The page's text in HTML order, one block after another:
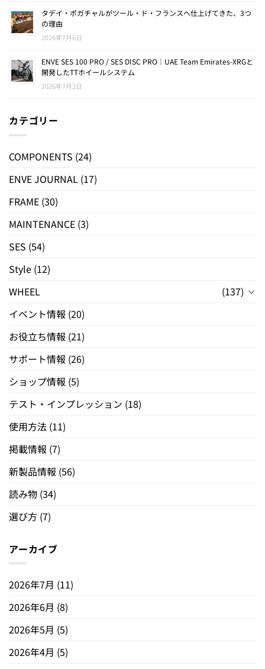
タデイ・ポガチャルがツール・ド・フランスへ仕上げてきた、3つ
の理由
2026年7月6日
ENVE SES 100 PRO / SES DISC PRO｜UAE Team Emirates-XRGと
開発したTTホイールシステム
2026年7月2日
カテゴリー
COMPONENTS (24)
ENVE JOURNAL (17)
FRAME (30)
MAINTENANCE (3)
SES (54)
Style (12)
WHEEL
(137)
イベント情報 (20)
お役立ち情報 (21)
サポート情報 (26)
ショップ情報 (5)
テスト・インプレッション (18)
使用方法 (11)
掲載情報 (7)
新製品情報 (56)
読み物 (34)
選び方 (7)
アーカイブ
2026年7月 (11)
2026年6月 (8)
2026年5月 (5)
2026年4月 (5)